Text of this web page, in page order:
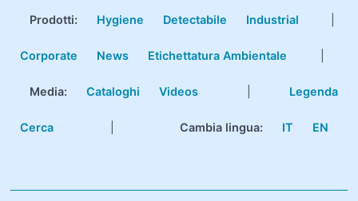
Prodotti: Hygiene Detectabile Industrial
Corporate News Etichettatura Ambientale
Media: Cataloghi Videos Legenda
Cerca Cambia lingua: IT EN